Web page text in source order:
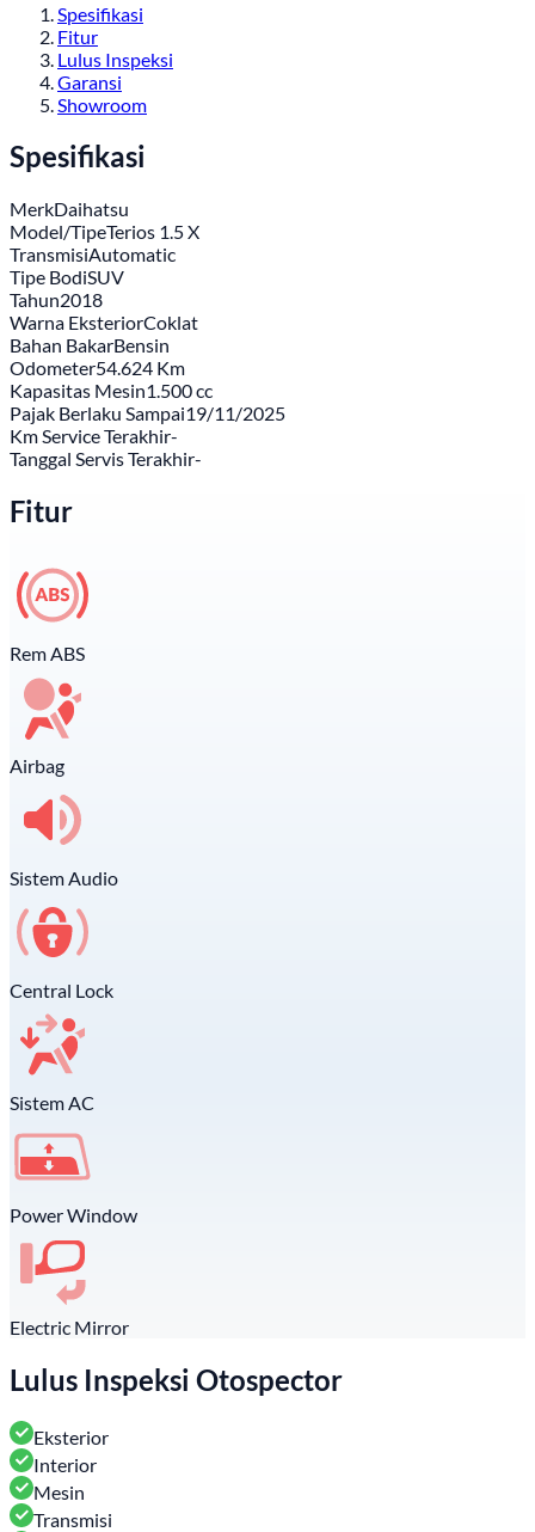
Spesifikasi
Fitur
Lulus Inspeksi
Garansi
Showroom
Spesifikasi
MerkDaihatsu
Model/TipeTerios 1.5 X
TransmisiAutomatic
Tipe BodiSUV
Tahun2018
Warna EksteriorCoklat
Bahan BakarBensin
Odometer54.624 Km
Kapasitas Mesin1.500 cc
Pajak Berlaku Sampai19/11/2025
Km Service Terakhir-
Tanggal Servis Terakhir-
Fitur
Rem ABS
Airbag
Sistem Audio
Central Lock
Sistem AC
Power Window
Electric Mirror
Lulus Inspeksi Otospector
Eksterior
Interior
Mesin
Transmisi